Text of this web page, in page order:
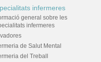
infermeres
general sobre les
infermeres
de Salut Mental
del Treball